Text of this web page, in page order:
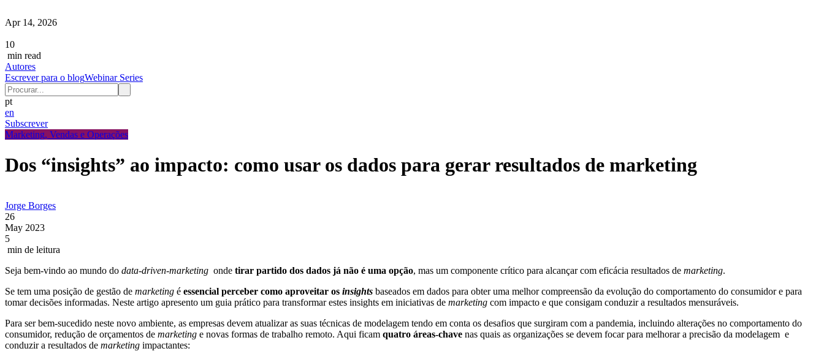
Apr 14, 2026
10
min read
Autores
Escrever para o blogWebinar Series
pt
en
Subscrever
Marketing, Vendas e Operações
Dos “insights” ao impacto: como usar os dados para gerar resultados de marketing
Jorge Borges
26
May 2023
5
min de leitura
Seja bem-vindo ao mundo do data-driven-marketing onde tirar partido dos dados já não é uma opção, mas um componente crítico para alcançar com eficácia resultados de marketing.
Se tem uma posição de gestão de marketing é essencial perceber como aproveitar os insights baseados em dados para obter uma melhor compreensão da evolução do comportamento do consumidor e para
tomar decisões informadas. Neste artigo apresento um guia prático para transformar estes insights em iniciativas de marketing com impacto e que consigam conduzir a resultados mensuráveis.
Para ser bem-sucedido neste novo ambiente, as empresas devem atualizar as suas técnicas de modelagem tendo em conta os desafios que surgiram com a pandemia, incluindo alterações no comportamento do
consumidor, redução de orçamentos de marketing e novas formas de trabalho remoto. Aqui ficam quatro áreas-chave nas quais as organizações se devem focar para melhorar a precisão da modelagem e
conduzir a resultados de marketing impactantes: